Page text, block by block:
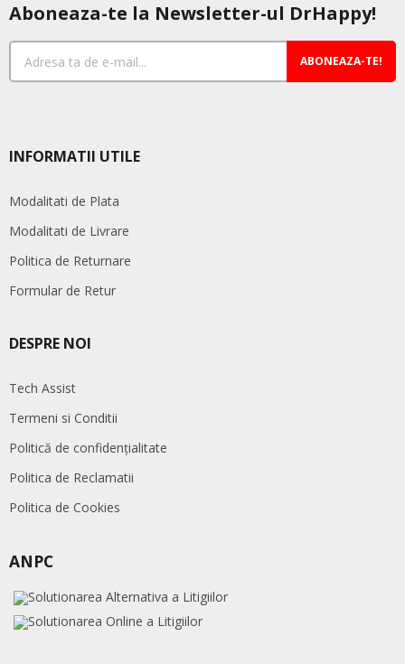
Aboneaza-te la Newsletter-ul DrHappy!
ABONEAZA-TE!
INFORMATII UTILE
Modalitati de Plata
Modalitati de Livrare
Politica de Returnare
Formular de Retur
DESPRE NOI
Tech Assist
Termeni si Conditii
Politică de confidențialitate
Politica de Reclamatii
Politica de Cookies
ANPC